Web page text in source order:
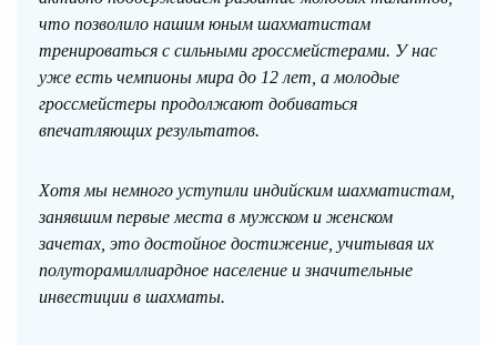
что позволило нашим юным шахматистам
тренироваться с сильными гроссмейстерами. У нас
уже есть чемпионы мира до 12 лет, а молодые
гроссмейстеры продолжают добиваться
впечатляющих результатов.
Хотя мы немного уступили индийским шахматистам,
занявшим первые места в мужском и женском
зачетах, это достойное достижение, учитывая их
полуторамиллиардное население и значительные
инвестиции в шахматы.